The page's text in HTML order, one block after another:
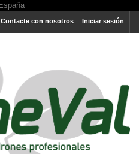
Iniciar sesión
Contacte con nosotros